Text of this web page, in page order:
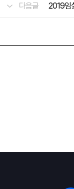
다음글
2019임